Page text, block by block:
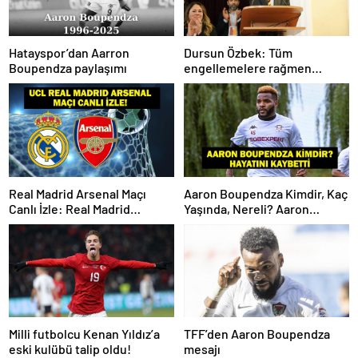
Hatayspor’dan Aarron
Boupendza paylaşımı
Dursun Özbek: Tüm
engellemelere rağmen
hedefimize ilerliyoruz
Real Madrid Arsenal Maçı
Canlı İzle: Real Madrid
Arsenal Maçı Hangi Kanalda?
Real Madrid Arsenal Maçı Ne
Zaman, Saat Kaçta? İşte Maç
Kadrosu
Aaron Boupendza Kimdir, Kaç
Yaşında, Nereli? Aaron
Boupendza neden öldü?
Süper Lig’in eski gol kralı
hayatını kaybetti!
Milli futbolcu Kenan Yıldız’a
eski kulübü talip oldu!
TFF’den Aaron Boupendza
mesajı